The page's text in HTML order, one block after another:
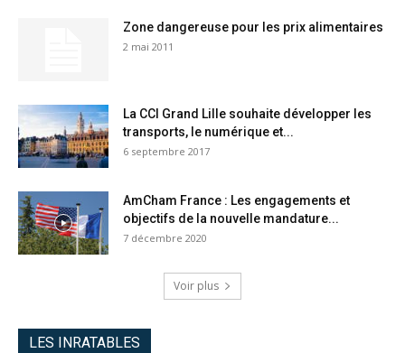
Zone dangereuse pour les prix alimentaires
2 mai 2011
La CCI Grand Lille souhaite développer les
transports, le numérique et...
6 septembre 2017
AmCham France : Les engagements et
objectifs de la nouvelle mandature...
7 décembre 2020
Voir plus
LES INRATABLES